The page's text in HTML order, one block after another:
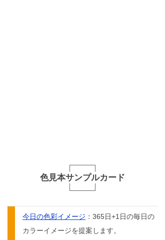
色見本サンプルカード
今日の色彩イメージ ：365日+1日の毎日の
カラーイメージを提案します。